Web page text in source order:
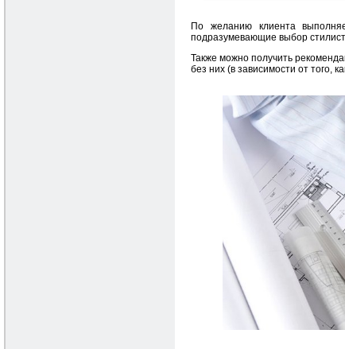
По желанию клиента
подразумевающие выбор
Также можно получить
без них (в зависимости от того,